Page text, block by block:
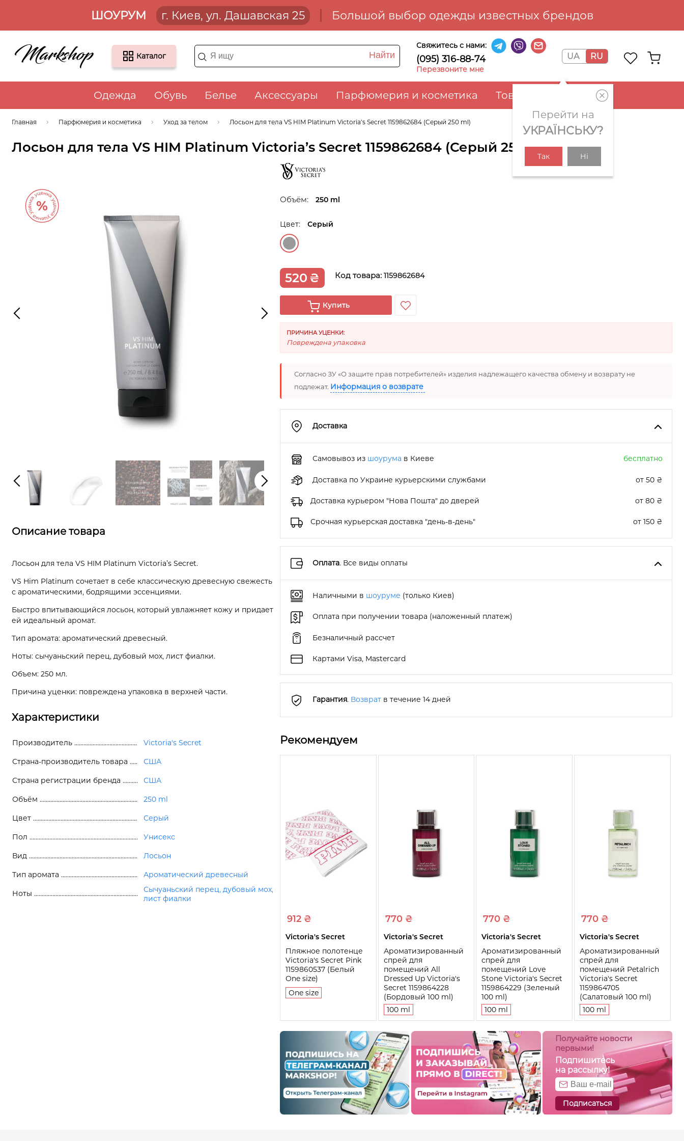
ШОУРУМ г. Киев, ул. Дашавская 25 Большой выбор одежды известных брендов
Каталог Найти
Свяжитесь с нами:
(095) 316-88-74
Перезвоните мне
UA RU
Перейти на
УКРАЇНСЬКУ?
Так Ні
Одежда Обувь Белье Аксессуары Парфюмерия и косметика Товары для дома
Главная Парфюмерия и косметика Уход за телом Лосьон для тела VS HIM Platinum Victoria’s Secret 1159862684 (Серый 250 ml)
Лосьон для тела VS HIM Platinum Victoria’s Secret 1159862684 (Серый 250 ml)
Объём: 250 ml
Цвет: Серый
520 ₴ Код товара:1159862684
Купить
ПРИЧИНА УЦЕНКИ:
Повреждена упаковка
Согласно ЗУ «О защите прав потребителей» изделия надлежащего качества обмену и возврату не
подлежат. Информация о возврате
Доставка
Самовывоз из шоурума в Киеве бесплатно
Доставка по Украине курьерскими службами от 50 ₴
Доставка курьером "Нова Пошта" до дверей от 80 ₴
Срочная курьерская доставка "день-в-день" от 150 ₴
Оплата. Все виды оплаты
Наличными в шоуруме (только Киев)
Оплата при получении товара (наложенный платеж)
Безналичный рассчет
Картами Visa, Mastercard
Гарантия. Возврат в течение 14 дней
Рекомендуем
912 ₴
Victoria's Secret
Пляжное полотенце
Victoria's Secret Pink
1159860537 (Белый
One size)
One size
770 ₴
Victoria's Secret
Ароматизированный
спрей для
помещений All
Dressed Up Victoria's
Secret 1159864228
(Бордовый 100 ml)
100 ml
770 ₴
Victoria's Secret
Ароматизированный
спрей для
помещений Love
Stone Victoria's Secret
1159864229 (Зеленый
100 ml)
100 ml
770 ₴
Victoria's Secret
Ароматизированный
спрей для
помещений Petalrich
Victoria's Secret
1159864705
(Салатовый 100 ml)
100 ml
Получайте новости
первыми!
Подпишитесь
на рассылку!
Подписаться
Описание товара
Лосьон для тела VS HIM Platinum Victoria’s Secret.
VS Him Platinum сочетает в себе классическую древесную свежесть
с ароматическими, бодрящими эссенциями.
Быстро впитывающийся лосьон, который увлажняет кожу и придает
ей идеальный аромат.
Тип аромата: ароматический древесный.
Ноты: сычуаньский перец, дубовый мох, лист фиалки.
Объем: 250 мл.
Причина уценки: повреждена упаковка в верхней части.
Характеристики
Производитель Victoria's Secret
Страна-производитель товара США
Страна регистрации бренда США
Объём 250 ml
Цвет Серый
Пол Унисекс
Вид Лосьон
Тип аромата Ароматический древесный
Ноты
Сычуаньский перец, дубовый мох,
лист фиалки